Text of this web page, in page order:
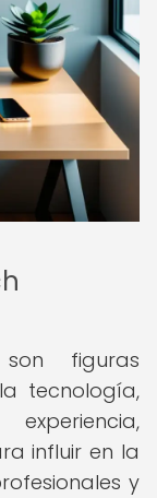
figuras
tecnología,
influir en la
y